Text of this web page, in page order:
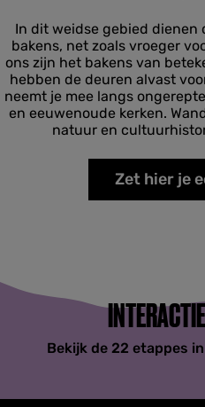
In dit weidse gebied dienen
bakens, net zoals vroeger
ons zijn het bakens van
hebben de deuren alvast
neemt je mee langs
en eeuwenoude kerken.
natuur en
Zet hier je
Bekijk de 22 etappes